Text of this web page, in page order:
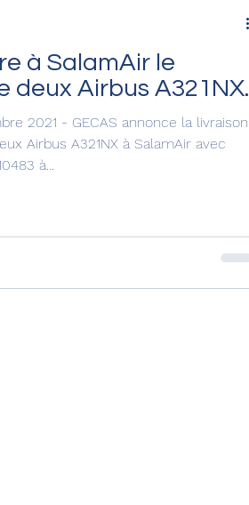
à SalamAir le
deux Airbus A321NX.
2021 - GECAS annonce la livraison
Airbus A321NX à SalamAir avec
à...